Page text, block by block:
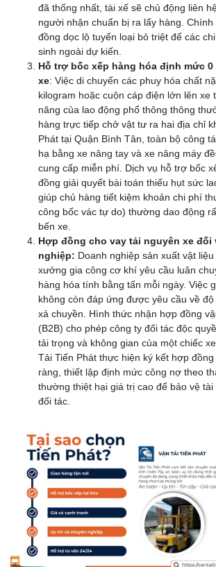
đã thống nhất, tài xế sẽ chủ động liên
người nhận chuẩn bị ra lấy hàng.
đồng dọc lộ tuyến loại bỏ triệt để các
sinh ngoài dự kiến.
Hỗ trợ bốc xếp hàng hóa định mức
xe: Việc di chuyển các phuy hóa chất
kilogram hoặc cuộn cáp điện lớn lên xe
năng của lao động phổ thông thông
hàng trực tiếp chở vật tư ra hai địa chỉ
Phát tại Quận Bình Tân, toàn bộ công
hạ bằng xe nâng tay và xe nâng máy
cung cấp miễn phí. Dịch vụ hỗ trợ bốc
đồng giải quyết bài toán thiếu hụt sức
giúp chủ hàng tiết kiệm khoản chi phí
công bốc vác tự do) thường dao động
bến xe.
Hợp đồng cho vay tải nguyên xe đối
nghiệp: Doanh nghiệp sản xuất vật
xưởng gia công cơ khí yêu cầu luân
hàng hóa tính bằng tấn mỗi ngày. Việc
không còn đáp ứng được yêu cầu về
xả chuyền. Hình thức nhận hợp đồng
(B2B) cho phép công ty đối tác độc
tải trọng và không gian của một chiếc
Tải Tiến Phát thực hiện ký kết hợp
ràng, thiết lập định mức công nợ theo
thường thiệt hại giá trị cao để bảo vệ
đối tác.